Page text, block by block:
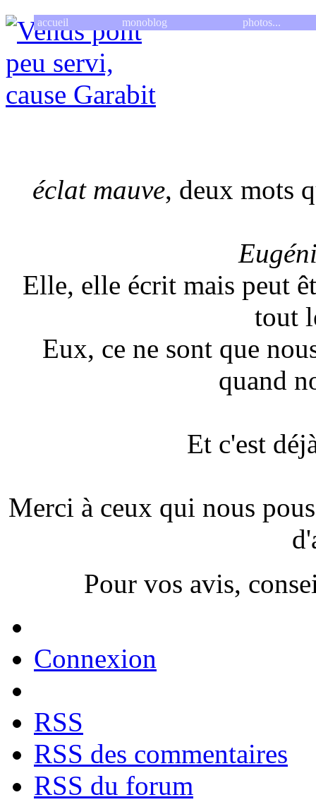
accueil monoblog photos...
éclat mauve, deux mots
Elle, elle écrit mais peut
tout
Eux, ce ne sont que
quand
Et c'est
Merci à ceux qui nous
Pour vos avis,
Connexion
RSS
RSS des commentaires
RSS du forum